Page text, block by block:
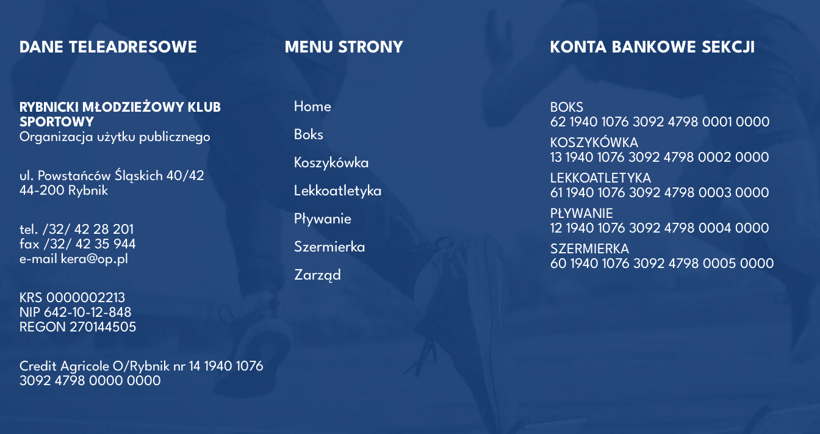
DANE TELEADRESOWE
RYBNICKI MŁODZIEŻOWY KLUB
SPORTOWY
Organizacja użytku publicznego
ul. Powstańców Śląskich 40/42
44-200 Rybnik
tel. /32/ 42 28 201
fax /32/ 42 35 944
e-mail kera@op.pl
KRS 0000002213
NIP 642-10-12-848
REGON 270144505
Credit Agricole O/Rybnik nr 14 1940 1076
3092 4798 0000 0000
MENU STRONY
Home
Boks
Koszykówka
Lekkoatletyka
Pływanie
Szermierka
Zarząd
KONTA BANKOWE SEKCJI
BOKS
62 1940 1076 3092 4798 0001 0000
KOSZYKÓWKA
13 1940 1076 3092 4798 0002 0000
LEKKOATLETYKA
61 1940 1076 3092 4798 0003 0000
PŁYWANIE
12 1940 1076 3092 4798 0004 0000
SZERMIERKA
60 1940 1076 3092 4798 0005 0000